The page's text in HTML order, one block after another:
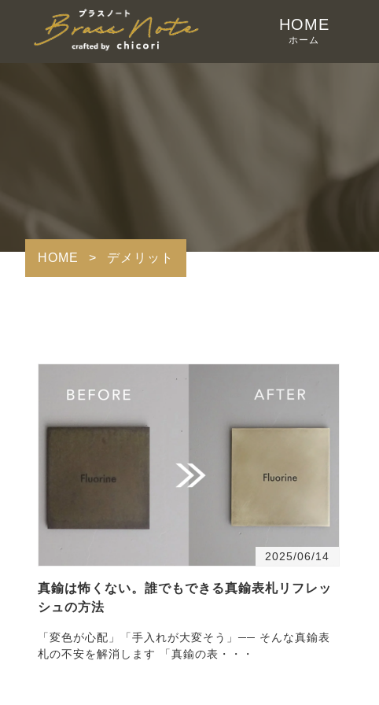
HOME
ホーム
HOME > デメリット
2025/06/14
真鍮は怖くない。誰でもできる真鍮表札リフレッ
シュの方法
「変色が心配」「手入れが大変そう」── そんな真鍮表
札の不安を解消します 「真鍮の表・・・